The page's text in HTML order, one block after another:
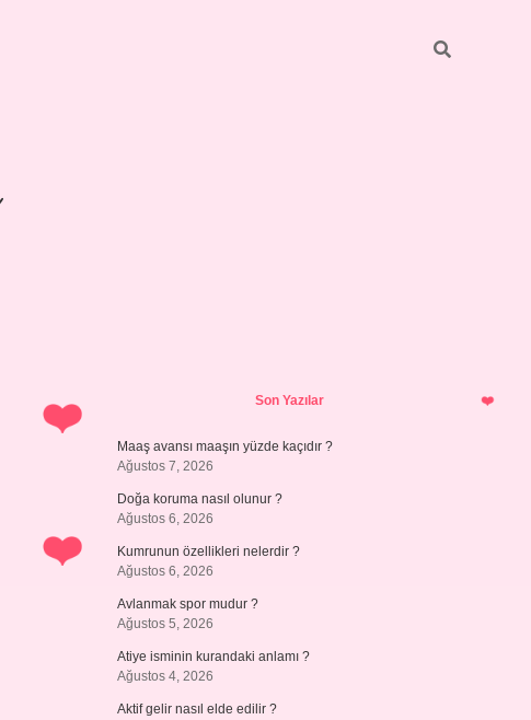
SidebarSon Yazılar
Maaş avansı maaşın yüzde kaçıdır ?
Ağustos 7, 2026
Doğa koruma nasıl olunur ?
Ağustos 6, 2026
Kumrunun özellikleri nelerdir ?
Ağustos 6, 2026
Avlanmak spor mudur ?
Ağustos 5, 2026
Atiye isminin kurandaki anlamı ?
Ağustos 4, 2026
Aktif gelir nasıl elde edilir ?